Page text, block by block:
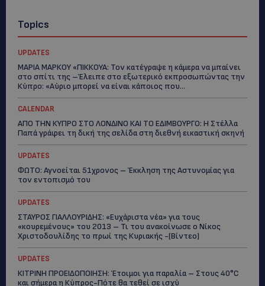
Topics
UPDATES
ΜΑΡΙΑ ΜΑΡΚΟΥ «ΠΙΚΚΟΥΑ: Τον κατέγραψε η κάμερα να μπαίνει
στο σπίτι της –Έλειπε στο εξωτερικό εκπροσωπώντας την
Κύπρο: «Αύριο μπορεί να είναι κάποιος που...
CALENDAR
ΑΠΟ ΤΗΝ ΚΥΠΡΟ ΣΤΟ ΛΟΝΔΙΝΟ ΚΑΙ ΤΟ ΕΔΙΜΒΟΥΡΓΟ: Η Στέλλα
Παπά γράφει τη δική της σελίδα στη διεθνή εικαστική σκηνή
UPDATES
ΦΩΤΟ: Αγνοείται 51χρονος – Έκκληση της Αστυνομίας για
τον εντοπισμό του
UPDATES
ΣΤΑΥΡΟΣ ΓΙΑΛΛΟΥΡΙΔΗΣ: «Ευχάριστα νέα» για τους
«κουρεμένους» του 2013 – Τι του ανακοίνωσε ο Νίκος
Χριστοδουλίδης το πρωί της Κυριακής -(Βίντεο)
UPDATES
ΚΙΤΡΙΝΗ ΠΡΟΕΙΔΟΠΟΙΗΣΗ: Έτοιμοι για παραλία – Στους 40°C
και σήμερα η Κύπρος-Πότε θα τεθεί σε ισχύ